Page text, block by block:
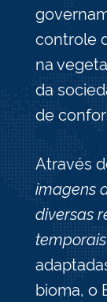
controle
na
da
de
Através
imagens
diversas
temporais
bioma, o